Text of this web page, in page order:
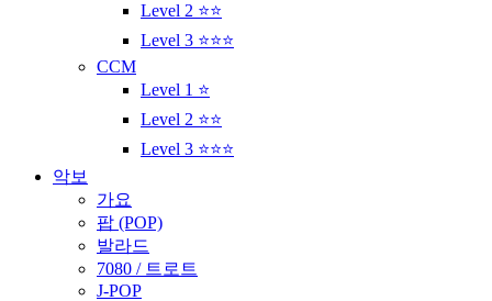
Level 2 ⭐⭐
Level 3 ⭐⭐⭐
CCM
Level 1 ⭐
Level 2 ⭐⭐
Level 3 ⭐⭐⭐
악보
가요
팝 (POP)
발라드
7080 / 트로트
J-POP